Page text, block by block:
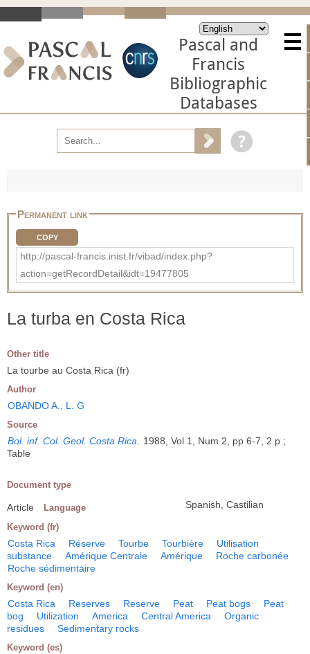
Pascal and
Francis
Bibliographic
Databases
Permanent link
COPY
http://pascal-francis.inist.fr/vibad/index.php?
action=getRecordDetail&idt=19477805
La turba en Costa Rica
Other title
La tourbe au Costa Rica (fr)
Author
OBANDO A., L. G
Source
Bol. inf. Col. Geol. Costa Rica
1988, Vol 1, Num 2, pp 6-7, 2 p ;
Table
Document type
Article Language Spanish, Castilian
Keyword (fr)
Costa Rica Réserve Tourbe Tourbière
Utilisation
substance
Amérique Centrale Amérique
Roche carbonée
Roche sédimentaire
Keyword (en)
Costa Rica Reserves Reserve Peat Peat bogs
Peat
bog
Utilization America Central America
Organic
residues
Sedimentary rocks
Keyword (es)